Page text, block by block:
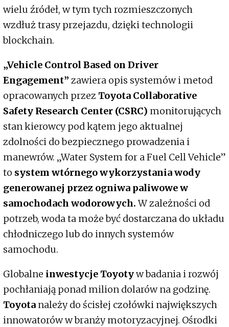
wielu źródeł, w tym tych rozmieszczonych
wzdłuż trasy przejazdu, dzięki technologii
blockchain.
„Vehicle Control Based on Driver
Engagement” zawiera opis systemów i metod
opracowanych przez Toyota Collaborative
Safety Research Center (CSRC) monitorujących
stan kierowcy pod kątem jego aktualnej
zdolności do bezpiecznego prowadzenia i
manewrów. „Water System for a Fuel Cell Vehicle”
to system wtórnego wykorzystania wody
generowanej przez ogniwa paliwowe w
samochodach wodorowych.W zależności od
potrzeb, woda ta może być dostarczana do układu
chłodniczego lub do innych systemów
samochodu.
Globalne inwestycje Toyotyw badania i rozwój
pochłaniają ponad milion dolarów na godzinę.
Toyota należy do ścisłej czołówki największych
innowatorów w branży motoryzacyjnej. Ośrodki